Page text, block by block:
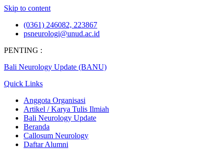
Skip to content
(0361) 246082, 223867
psneurologi@unud.ac.id
PENTING :
Bali Neurology Update (BANU)
Quick Links
Anggota Organisasi
Artikel / Karya Tulis Ilmiah
Bali Neurology Update
Beranda
Callosum Neurology
Daftar Alumni